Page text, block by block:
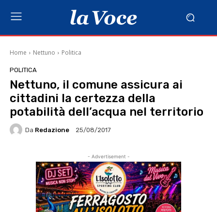
Home Nettuno Politica
POLITICA
Nettuno, il comune assicura ai
cittadini la certezza della
potabilità dell’acqua nel territorio
Da Redazione 25/08/2017
- Advertisement -